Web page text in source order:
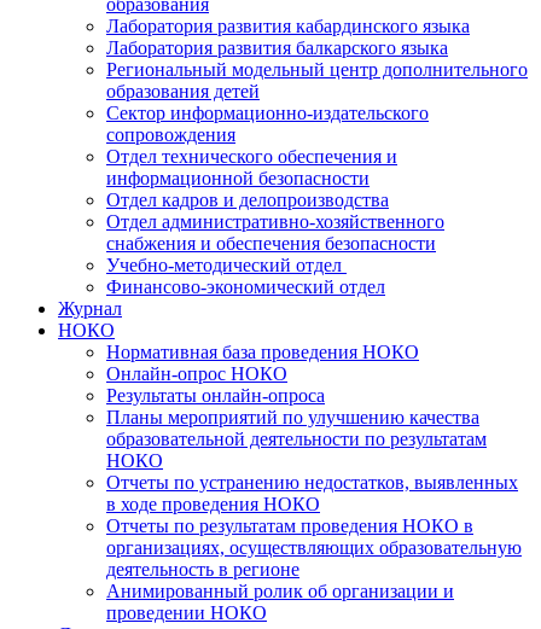
образования
Лаборатория развития кабардинского языка
Лаборатория развития балкарского языка
Региональный модельный центр дополнительного
образования детей
Сектор информационно-издательского
сопровождения
Отдел технического обеспечения и
информационной безопасности
Отдел кадров и делопроизводства
Отдел административно-хозяйственного
снабжения и обеспечения безопасности
Учебно-методический отдел
Финансово-экономический отдел
Журнал
НОКО
Нормативная база проведения НОКО
Онлайн-опрос НОКО
Результаты онлайн-опроса
Планы мероприятий по улучшению качества
образовательной деятельности по результатам
НОКО
Отчеты по устранению недостатков, выявленных
в ходе проведения НОКО
Отчеты по результатам проведения НОКО в
организациях, осуществляющих образовательную
деятельность в регионе
Анимированный ролик об организации и
проведении НОКО